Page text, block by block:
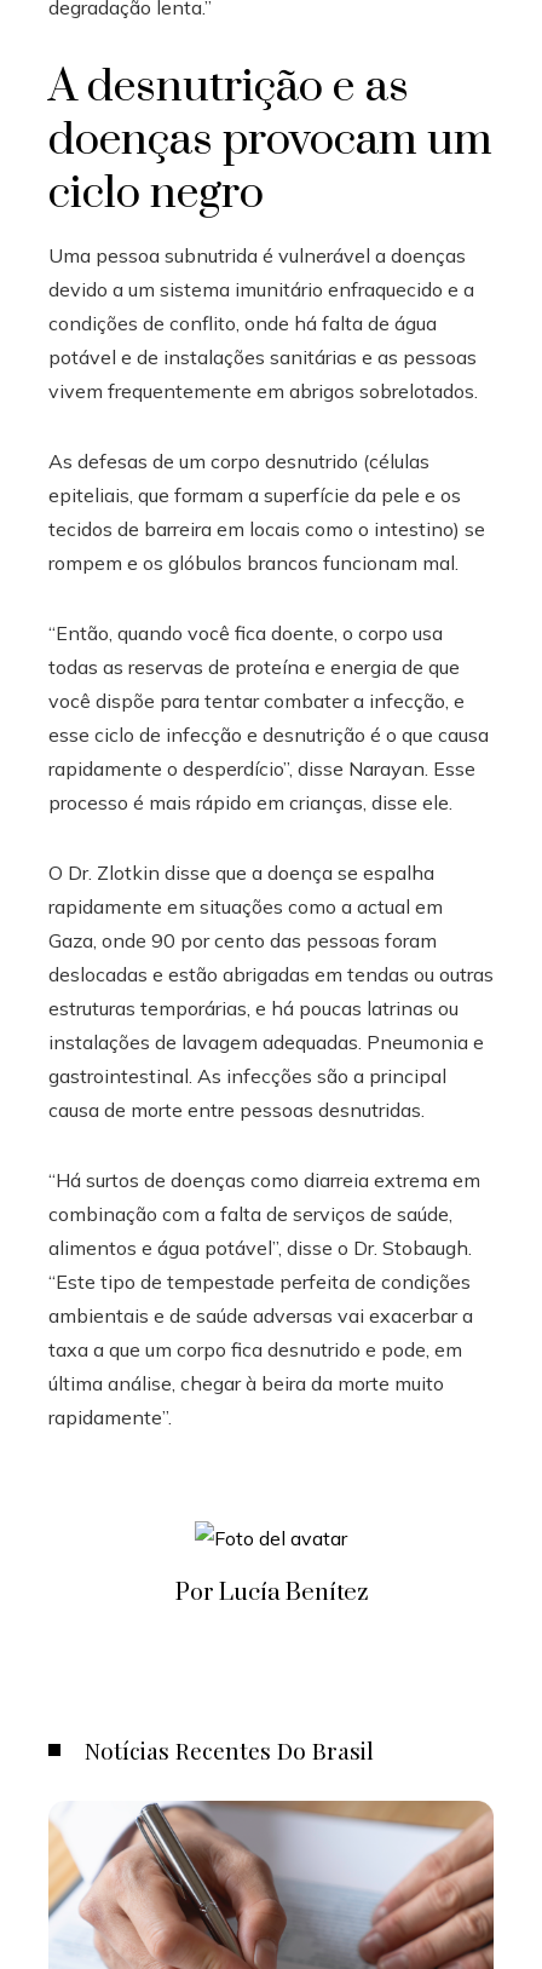
degradação lenta.”
A desnutrição e as
doenças provocam um
ciclo negro
Uma pessoa subnutrida é vulnerável a doenças
devido a um sistema imunitário enfraquecido e a
condições de conflito, onde há falta de água
potável e de instalações sanitárias e as pessoas
vivem frequentemente em abrigos sobrelotados.
As defesas de um corpo desnutrido (células
epiteliais, que formam a superfície da pele e os
tecidos de barreira em locais como o intestino) se
rompem e os glóbulos brancos funcionam mal.
“Então, quando você fica doente, o corpo usa
todas as reservas de proteína e energia de que
você dispõe para tentar combater a infecção, e
esse ciclo de infecção e desnutrição é o que causa
rapidamente o desperdício”, disse Narayan. Esse
processo é mais rápido em crianças, disse ele.
O Dr. Zlotkin disse que a doença se espalha
rapidamente em situações como a actual em
Gaza, onde 90 por cento das pessoas foram
deslocadas e estão abrigadas em tendas ou outras
estruturas temporárias, e há poucas latrinas ou
instalações de lavagem adequadas. Pneumonia e
gastrointestinal. As infecções são a principal
causa de morte entre pessoas desnutridas.
“Há surtos de doenças como diarreia extrema em
combinação com a falta de serviços de saúde,
alimentos e água potável”, disse o Dr. Stobaugh.
“Este tipo de tempestade perfeita de condições
ambientais e de saúde adversas vai exacerbar a
taxa a que um corpo fica desnutrido e pode, em
última análise, chegar à beira da morte muito
rapidamente”.
Por Lucía Benítez
Notícias Recentes Do Brasil